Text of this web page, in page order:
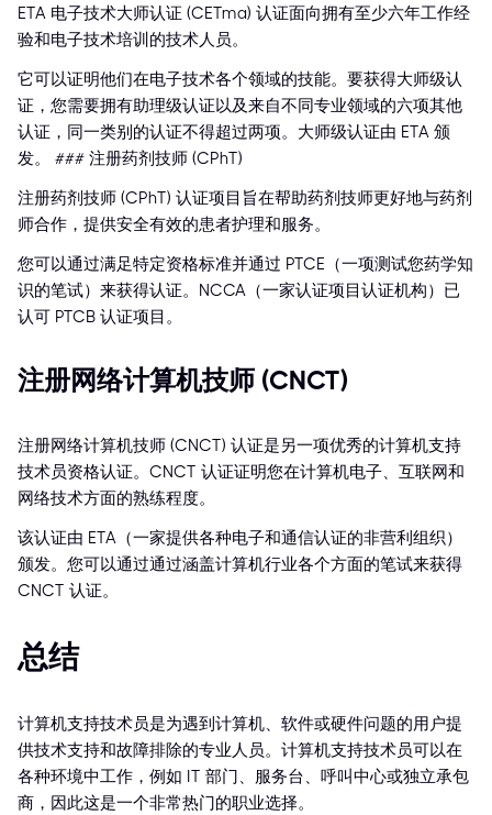
ETA 电子技术大师认证 (CETma) 认证面向拥有至少六年工作经
验和电子技术培训的技术人员。
它可以证明他们在电子技术各个领域的技能。要获得大师级认
证，您需要拥有助理级认证以及来自不同专业领域的六项其他
认证，同一类别的认证不得超过两项。大师级认证由 ETA 颁
发。 ### 注册药剂技师 (CPhT)
注册药剂技师 (CPhT) 认证项目旨在帮助药剂技师更好地与药剂
师合作，提供安全有效的患者护理和服务。
您可以通过满足特定资格标准并通过 PTCE（一项测试您药学知
识的笔试）来获得认证。NCCA（一家认证项目认证机构）已
认可 PTCB 认证项目。
注册网络计算机技师 (CNCT)
注册网络计算机技师 (CNCT) 认证是另一项优秀的计算机支持
技术员资格认证。CNCT 认证证明您在计算机电子、互联网和
网络技术方面的熟练程度。
该认证由 ETA（一家提供各种电子和通信认证的非营利组织）
颁发。您可以通过通过涵盖计算机行业各个方面的笔试来获得
CNCT 认证。
总结
计算机支持技术员是为遇到计算机、软件或硬件问题的用户提
供技术支持和故障排除的专业人员。计算机支持技术员可以在
各种环境中工作，例如 IT 部门、服务台、呼叫中心或独立承包
商，因此这是一个非常热门的职业选择。